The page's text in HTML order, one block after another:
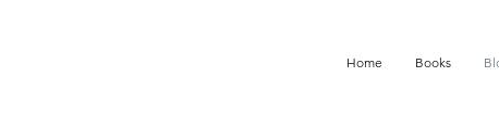
Home Books